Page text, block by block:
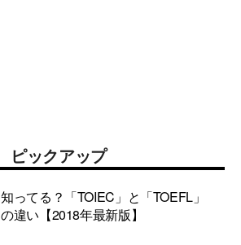
ピックアップ
知ってる？「TOIEC」と「TOEFL」
の違い【2018年最新版】